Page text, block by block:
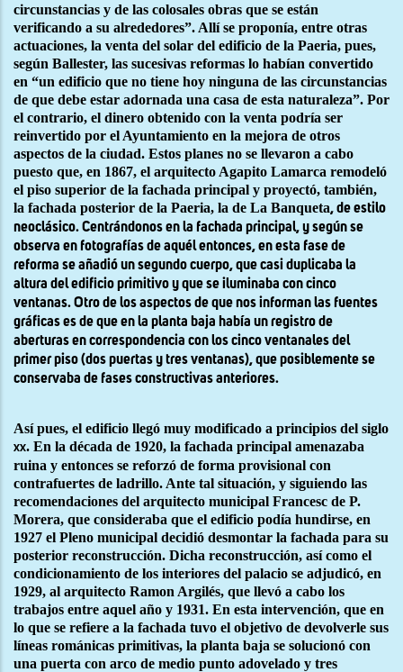
circunstancias y de las colosales obras que se están
verificando a su alrededores”. Allí se proponía, entre otras
actuaciones, la venta del solar del edificio de la Paeria, pues,
según Ballester, las sucesivas reformas lo habían convertido
en “un edificio que no tiene hoy ninguna de las circunstancias
de que debe estar adornada una casa de esta naturaleza”. Por
el contrario, el dinero obtenido con la venta podría ser
reinvertido por el Ayuntamiento en la mejora de otros
aspectos de la ciudad. Estos planes no se llevaron a cabo
puesto que, en 1867, el arquitecto Agapito Lamarca remodeló
el piso superior de la fachada principal y proyectó, también,
la fachada posterior de la Paeria, la de La Banqueta, de estilo
neoclásico. Centrándonos en la fachada principal, y según se
observa en fotografías de aquél entonces, en esta fase de
reforma se añadió un segundo cuerpo, que casi duplicaba la
altura del edificio primitivo y que se iluminaba con cinco
ventanas. Otro de los aspectos de que nos informan las fuentes
gráficas es de que en la planta baja había un registro de
aberturas en correspondencia con los cinco ventanales del
primer piso (dos puertas y tres ventanas), que posiblemente se
conservaba de fases constructivas anteriores.
Así pues, el edificio llegó muy modificado a principios del siglo
xx. En la década de 1920, la fachada principal amenazaba
ruina y entonces se reforzó de forma provisional con
contrafuertes de ladrillo. Ante tal situación, y siguiendo las
recomendaciones del arquitecto municipal Francesc de P.
Morera, que consideraba que el edificio podía hundirse, en
1927 el Pleno municipal decidió desmontar la fachada para su
posterior reconstrucción. Dicha reconstrucción, así como el
condicionamiento de los interiores del palacio se adjudicó, en
1929, al arquitecto Ramon Argilés, que llevó a cabo los
trabajos entre aquel año y 1931. En esta intervención, que en
lo que se refiere a la fachada tuvo el objetivo de devolverle sus
líneas románicas primitivas, la planta baja se solucionó con
una puerta con arco de medio punto adovelado y tres